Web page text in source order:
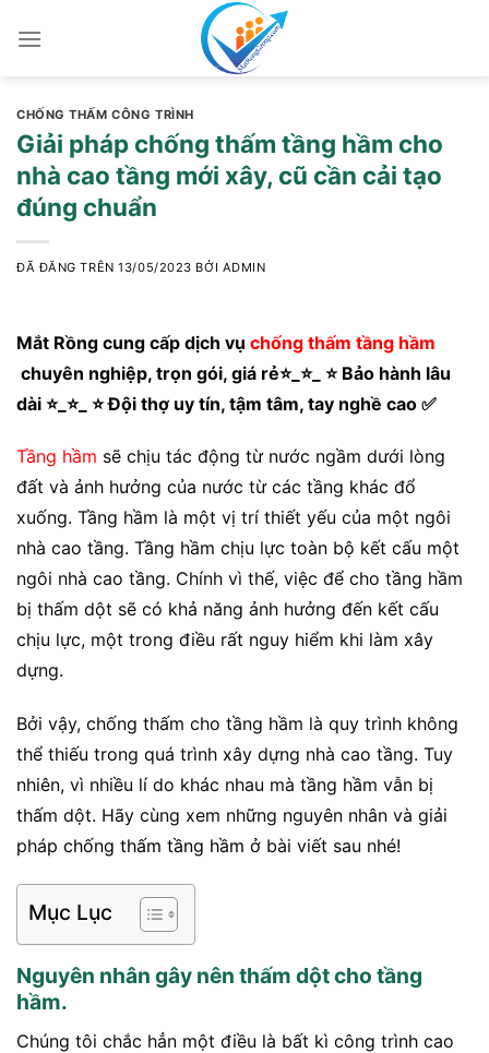
đến
dung
CHỐNG THẤM CÔNG TRÌNH
Giải pháp chống thấm tầng hầm cho
nhà cao tầng mới xây, cũ cần cải tạo
đúng chuẩn
ĐÃ ĐĂNG TRÊN13/05/2023 BỞI ADMIN
Mắt Rồng cung cấp dịch vụ chống thấm tầng hầm
chuyên nghiệp, trọn gói, giá rẻ⭐_⭐_ ⭐ Bảo hành lâu
dài ⭐_⭐_ ⭐ Đội thợ uy tín, tậm tâm, tay nghề cao ✅
Tầng hầm sẽ chịu tác động từ nước ngầm dưới lòng
đất và ảnh hưởng của nước từ các tầng khác đổ
xuống. Tầng hầm là một vị trí thiết yếu của một ngôi
nhà cao tầng. Tầng hầm chịu lực toàn bộ kết cấu một
ngôi nhà cao tầng. Chính vì thế, việc để cho tầng hầm
bị thấm dột sẽ có khả năng ảnh hưởng đến kết cấu
chịu lực, một trong điều rất nguy hiểm khi làm xây
dựng.
Bởi vậy, chống thấm cho tầng hầm là quy trình không
thể thiếu trong quá trình xây dựng nhà cao tầng. Tuy
nhiên, vì nhiều lí do khác nhau mà tầng hầm vẫn bị
thấm dột. Hãy cùng xem những nguyên nhân và giải
pháp chống thấm tầng hầm ở bài viết sau nhé!
Mục Lục
Nguyên nhân gây nên thấm dột cho tầng
hầm.
Chúng tôi chắc hẳn một điều là bất kì công trình cao